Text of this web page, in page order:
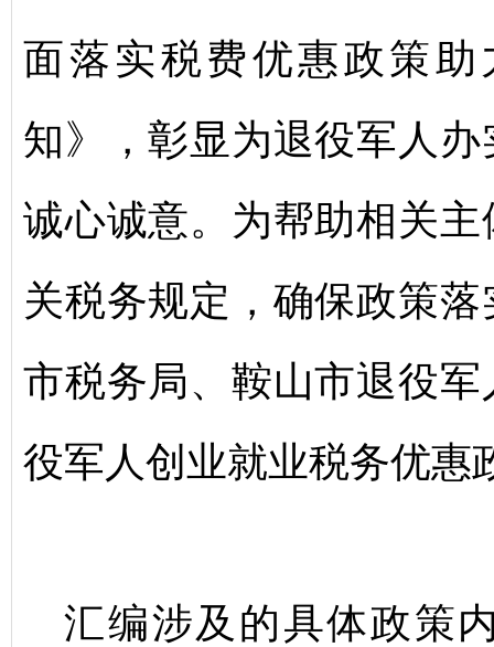
面落实税费优惠政策
知》，彰显为退役军人
诚心诚意。为帮助相关
关税务规定，确保政策
市税务局、鞍山市退役
役军人创业就业税务优惠
汇编涉及的具体政策